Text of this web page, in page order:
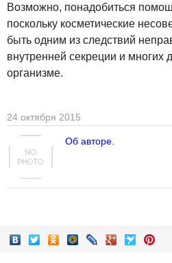
Возможно, понадобиться
поскольку косметические
быть одним из следствий
внутренней секреции и многих
организме.
24 октября 2015
Об авторе.